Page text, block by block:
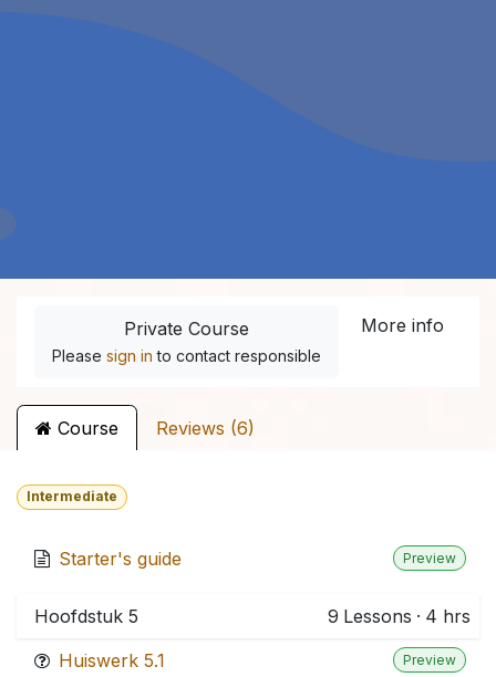
Private Course
Please sign in to contact responsible
More info
Course Reviews (6)
Intermediate
Starter's guide Preview
Hoofdstuk 5 9 Lessons · 4 hrs
Huiswerk 5.1
Preview